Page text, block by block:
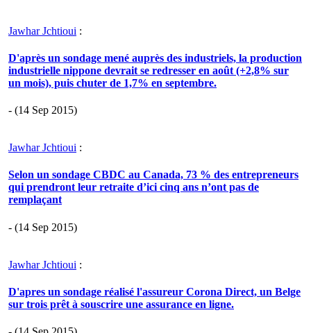
Jawhar Jchtioui :
D'après un sondage mené auprès des industriels, la production
industrielle nippone devrait se redresser en août (+2,8% sur
un mois), puis chuter de 1,7% en septembre.
- (14 Sep 2015)
Jawhar Jchtioui :
Selon un sondage CBDC au Canada, 73 % des entrepreneurs
qui prendront leur retraite d’ici cinq ans n’ont pas de
remplaçant
- (14 Sep 2015)
Jawhar Jchtioui :
D'apres un sondage réalisé l'assureur Corona Direct, un Belge
sur trois prêt à souscrire une assurance en ligne.